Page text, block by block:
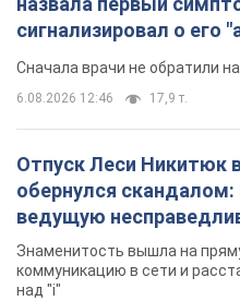
сигнализировал о его
Сначала врачи не обратили
6.08.2026 12:46 17,9 т.
Отпуск Леси Никитюк
обернулся скандалом:
ведущую
Знаменитость вышла на
коммуникацию в сети и
над "i"